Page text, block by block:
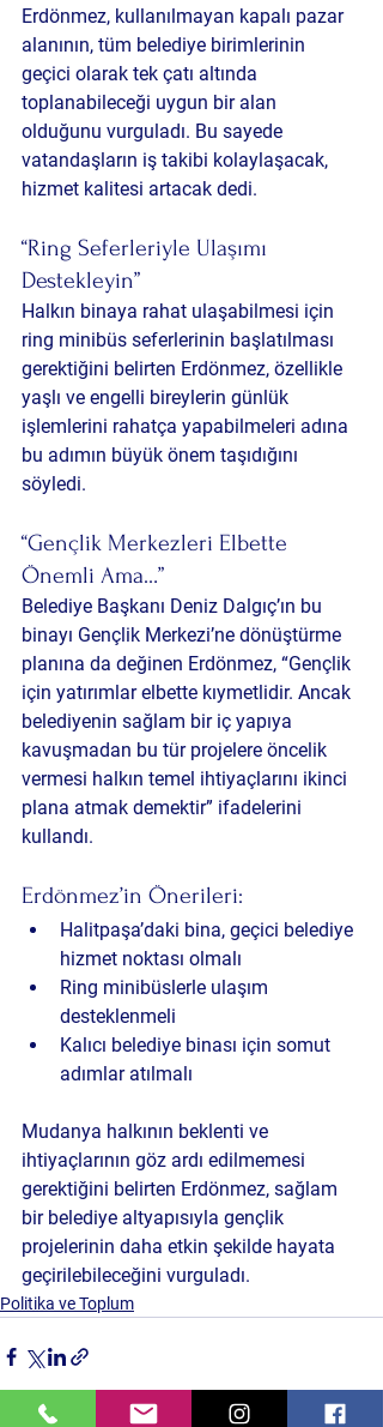
Erdönmez, kullanılmayan kapalı pazar
alanının, tüm belediye birimlerinin
geçici olarak tek çatı altında
toplanabileceği uygun bir alan
olduğunu vurguladı. Bu sayede
vatandaşların iş takibi kolaylaşacak,
hizmet kalitesi artacak dedi.
“Ring Seferleriyle Ulaşımı
Destekleyin”
Halkın binaya rahat ulaşabilmesi için
ring minibüs seferlerinin başlatılması
gerektiğini belirten Erdönmez, özellikle
yaşlı ve engelli bireylerin günlük
işlemlerini rahatça yapabilmeleri adına
bu adımın büyük önem taşıdığını
söyledi.
“Gençlik Merkezleri Elbette
Önemli Ama…”
Belediye Başkanı Deniz Dalgıç’ın bu
binayı Gençlik Merkezi’ne dönüştürme
planına da değinen Erdönmez, “Gençlik
için yatırımlar elbette kıymetlidir. Ancak
belediyenin sağlam bir iç yapıya
kavuşmadan bu tür projelere öncelik
vermesi halkın temel ihtiyaçlarını ikinci
plana atmak demektir” ifadelerini
kullandı.
Erdönmez’in Önerileri:
Halitpaşa’daki bina, geçici belediye
hizmet noktası olmalı
Ring minibüslerle ulaşım
desteklenmeli
Kalıcı belediye binası için somut
adımlar atılmalı
Mudanya halkının beklenti ve
ihtiyaçlarının göz ardı edilmemesi
gerektiğini belirten Erdönmez, sağlam
bir belediye altyapısıyla gençlik
projelerinin daha etkin şekilde hayata
geçirilebileceğini vurguladı.
Politika ve Toplum